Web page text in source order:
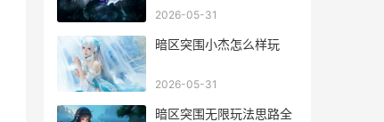
2026-05-31
暗区突围小杰怎么样玩
2026-05-31
暗区突围无限玩法思路全